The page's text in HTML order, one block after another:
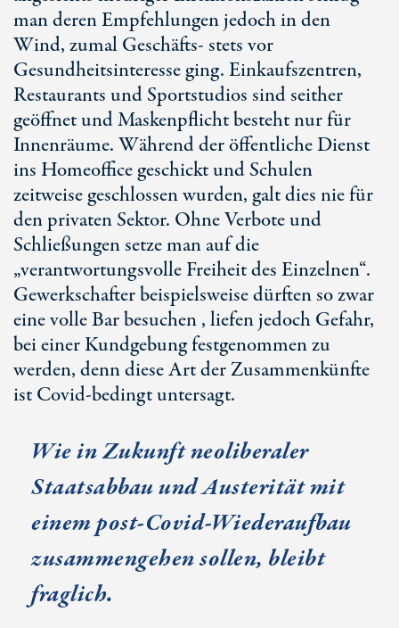
man deren Empfehlungen jedoch in den
Wind, zumal Geschäfts- stets vor
Gesundheitsinteresse ging. Einkaufszentren,
Restaurants und Sportstudios sind seither
geöffnet und Maskenpflicht besteht nur für
Innenräume. Während der öffentliche Dienst
ins Homeoffice geschickt und Schulen
zeitweise geschlossen wurden, galt dies nie für
den privaten Sektor. Ohne Verbote und
Schließungen setze man auf die
„verantwortungsvolle Freiheit des Einzelnen“.
Gewerkschafter beispielsweise dürften so zwar
eine volle Bar besuchen , liefen jedoch Gefahr,
bei einer Kundgebung festgenommen zu
werden, denn diese Art der Zusammenkünfte
ist Covid-bedingt untersagt.
Wie in Zukunft neoliberaler
Staatsabbau und Austerität mit
einem post-Covid-Wiederaufbau
zusammengehen sollen, bleibt
fraglich.